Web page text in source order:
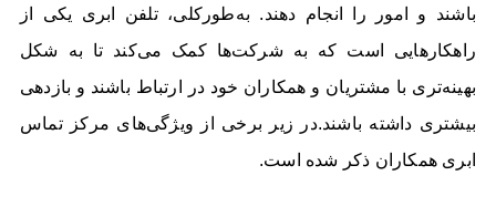
باشند و امور را انجام دهند. به‌طورکلی، تلفن ابری یکی از
راهکارهایی است که به شرکت‌ها کمک می‌کند تا به شکل
بهینه‌تری با مشتریان و همکاران خود در ارتباط باشند و بازدهی
بیشتری داشته باشند.در زیر برخی از ویژگی‌های مرکز تماس
ابری همکاران ذکر شده است.